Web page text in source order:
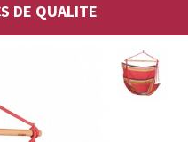
DE QUALITE